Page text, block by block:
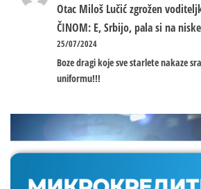
Otac Miloš Lučić zgrožen
ČINOM: E, Srbijo, pala si na
25/07/2024
Boze dragi koje sve starlete nakaze
uniformu!!!